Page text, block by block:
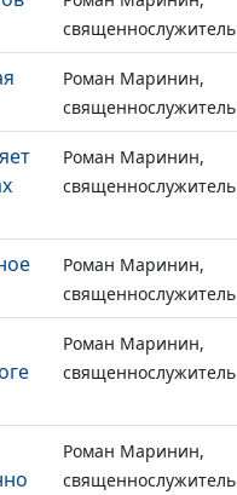
священнослужитель
Роман Маринин,
священнослужитель
Роман Маринин,
священнослужитель
Роман Маринин,
священнослужитель
Роман Маринин,
священнослужитель
Роман Маринин,
священнослужитель